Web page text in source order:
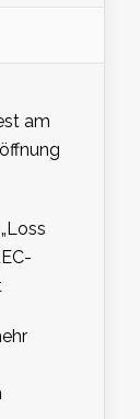
am